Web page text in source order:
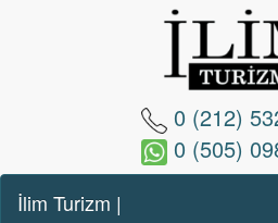
0 (212)
0 (505)
İlim Turizm |